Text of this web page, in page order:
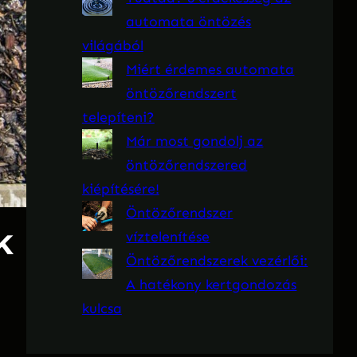
automata öntözés
világából
Miért érdemes automata
öntözőrendszert
telepíteni?
Már most gondolj az
öntözőrendszered
kiépítésére!
Öntözőrendszer
víztelenítése
Öntözőrendszerek vezérlői:
A hatékony kertgondozás
kulcsa